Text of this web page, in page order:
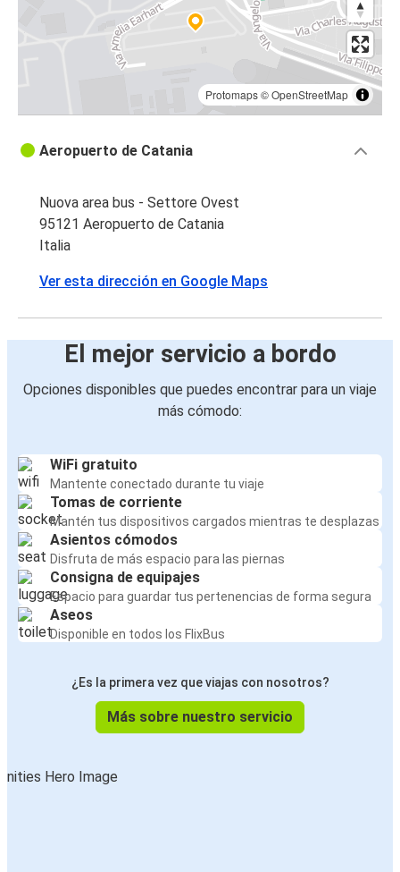
Protomaps©OpenStreetMap
Aeropuerto de Catania
Nuova area bus - Settore Ovest
95121 Aeropuerto de Catania
Italia
Ver esta dirección en Google Maps
El mejor servicio a bordo
Opciones disponibles que puedes encontrar para un viaje
más cómodo:
WiFi gratuito
Mantente conectado durante tu viaje
Tomas de corriente
Mantén tus dispositivos cargados mientras te desplazas
Asientos cómodos
Disfruta de más espacio para las piernas
Consigna de equipajes
Espacio para guardar tus pertenencias de forma segura
Aseos
Disponible en todos los FlixBus
¿Es la primera vez que viajas con nosotros?
Más sobre nuestro servicio